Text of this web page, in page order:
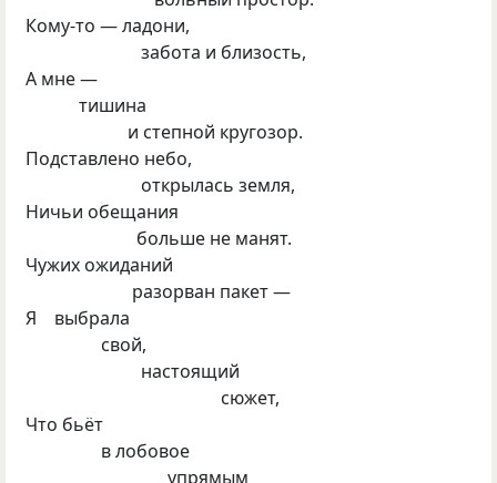
Кому-то — ладони,
забота и близость,
А мне —
тишина
и степной кругозор.
Подставлено небо,
открылась земля,
Ничьи обещания
больше не манят.
Чужих ожиданий
разорван пакет —
Я выбрала
свой,
настоящий
сюжет,
Что бьёт
в лобовое
упрямым